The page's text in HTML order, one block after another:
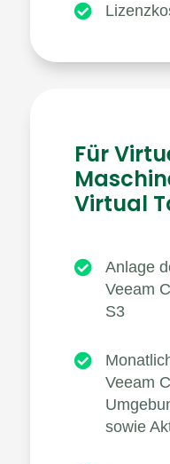

Für
Virtual

Anlage
Veeam
S3

Veeam
sowie